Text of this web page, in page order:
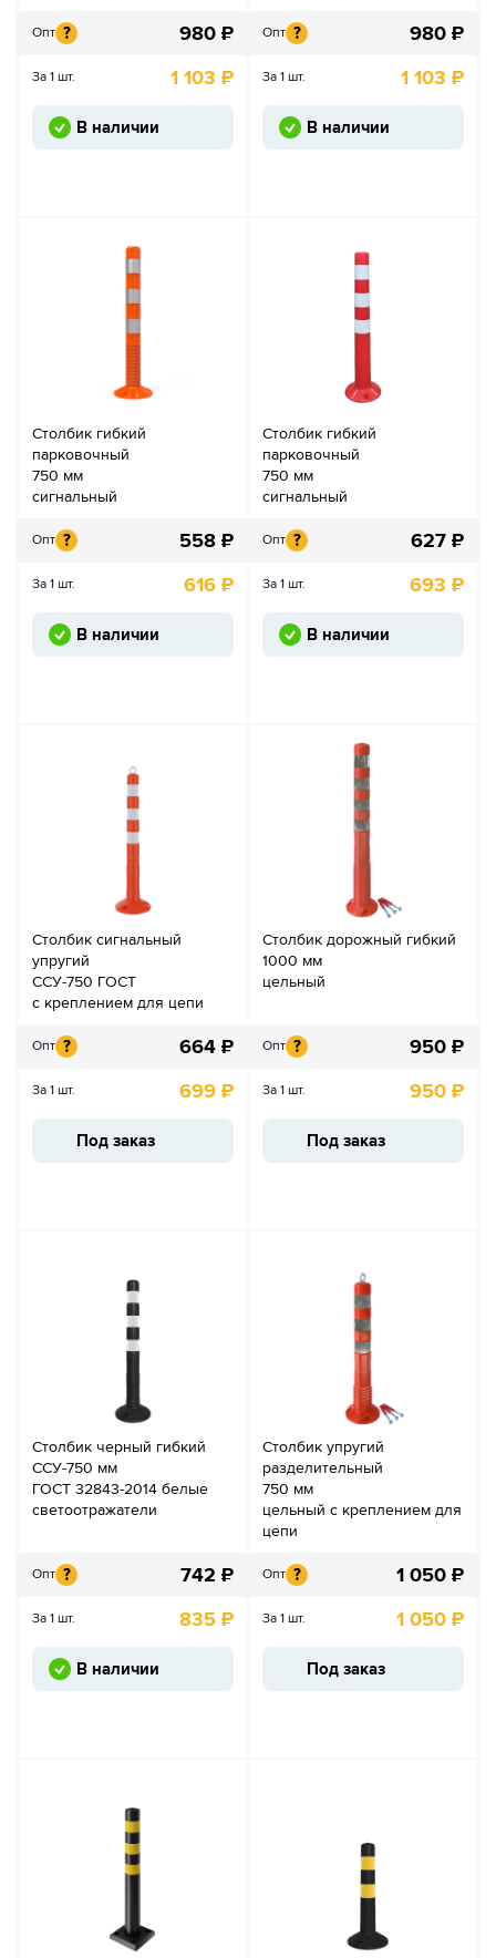
Опт ? 980 ₽
За 1 шт. 1 103 ₽
В наличии
Опт ? 980 ₽
За 1 шт. 1 103 ₽
В наличии
Столбик гибкий
парковочный
750 мм
сигнальный
Опт ? 558 ₽
За 1 шт. 616 ₽
В наличии
Столбик гибкий
парковочный
750 мм
сигнальный
Опт ? 627 ₽
За 1 шт. 693 ₽
В наличии
Столбик сигнальный
упругий
ССУ-750 ГОСТ
с креплением для цепи
Опт ? 664 ₽
За 1 шт. 699 ₽
Под заказ
Столбик дорожный гибкий
1000 мм
цельный
Опт ? 950 ₽
За 1 шт. 950 ₽
Под заказ
Столбик черный гибкий
ССУ-750 мм
ГОСТ 32843-2014 белые
светоотражатели
Опт ? 742 ₽
За 1 шт. 835 ₽
В наличии
Столбик упругий
разделительный
750 мм
цельный с креплением для
цепи
Опт ? 1 050 ₽
За 1 шт. 1 050 ₽
Под заказ